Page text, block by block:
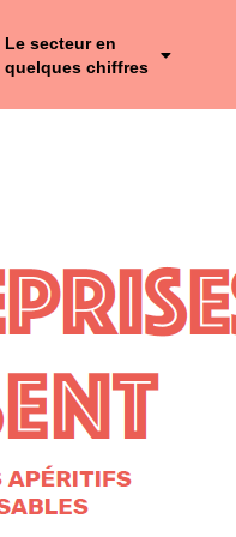
Le secteur en
quelques chiffres